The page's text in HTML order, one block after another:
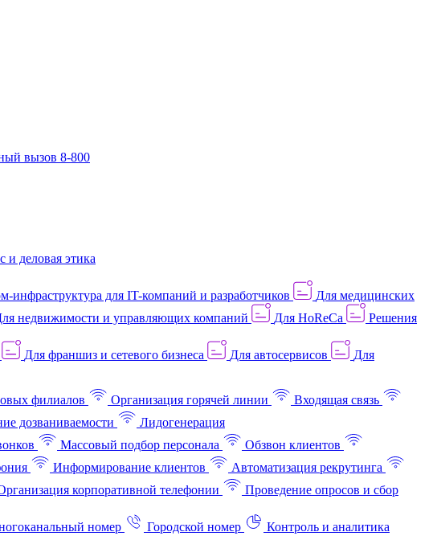
вызов 8-800
и деловая этика
инфраструктура для IT-компаний и разработчиков
Для медицинских
недвижимости и управляющих компаний Для HoReCa
Решения
Для франшиз и сетевого бизнеса Для автосервисов
Для
филиалов Организация горячей линии
Входящая связь
дозваниваемости
Лидогенерация
Массовый подбор персонала
Обзвон клиентов
Информирование клиентов
Автоматизация рекрутинга
корпоративной телефонии
Проведение опросов и сбор
номер Городской номер
Контроль и аналитика